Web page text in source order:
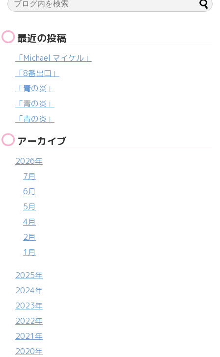
最近の投稿
「Michael マイケル」
「8番出口」
「青の炎」
「青の炎」
「青の炎」
アーカイブ
2026年
7月
6月
5月
4月
2月
1月
2025年
2024年
2023年
2022年
2021年
2020年